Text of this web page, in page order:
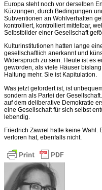
Europa steht noch vor derselben
Kürzungen, durch Bedingungen
Subventionen an Wohlverhalten
kontrolliert, kontrolliert mittelbar,
Selbstbilder einer Gesellschaft
Kulturinstitutionen hatten lange
gesellschaftlich anerkannt und
Widerspruch zu sein. Heute ist es
geworden, als viele Häuser
Haltung mehr. Sie ist Kapitulation.
Was jetzt gefordert ist, ist
sondern als Partei der
auf dem deliberative Demokratie
eine Gesellschaft für sich selbst
lebendig.
Friedrich Zawrel hatte keine Wahl.
verloren hat, ebenfalls nicht.